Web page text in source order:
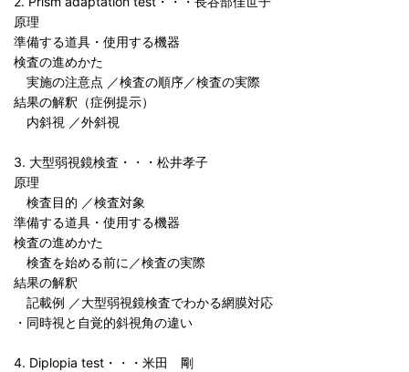
原理
準備する道具・使用する機器
検査の進めかた
実施の注意点 ／検査の順序／検査の実際
結果の解釈（症例提示）
内斜視 ／外斜視
3. 大型弱視鏡検査・・・松井孝子
原理
検査目的 ／検査対象
準備する道具・使用する機器
検査の進めかた
検査を始める前に／検査の実際
結果の解釈
記載例 ／大型弱視鏡検査でわかる網膜対応
・同時視と自覚的斜視角の違い
4. Diplopia test・・・米田 剛